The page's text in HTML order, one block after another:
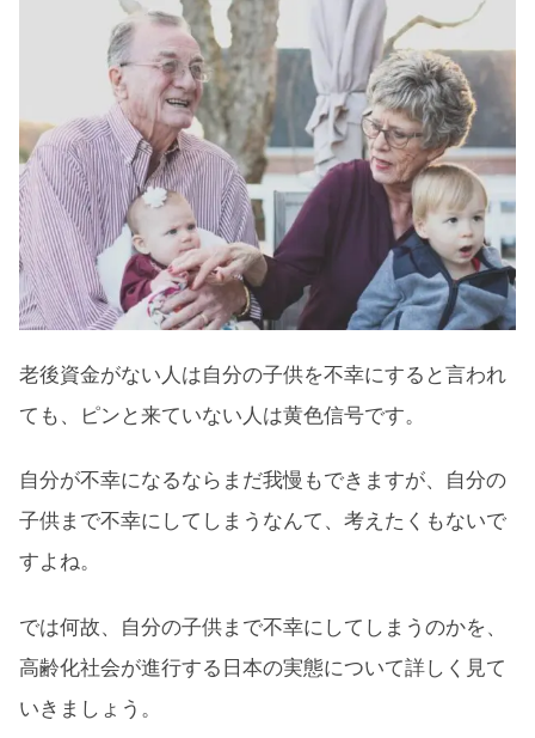
老後は2,000万円でも不足する理由は？
老後資金がないと子供を不幸にしてしまう理
由
老後資金がない人は自分の子供を不幸にす
る：まとめ
老後資金がない人は自分の子供を不幸にすると言われ
ても、ピンと来ていない人は黄色信号です。
自分が不幸になるならまだ我慢もできますが、自分の
子供まで不幸にしてしまうなんて、考えたくもないで
すよね。
では何故、自分の子供まで不幸にしてしまうのかを、
高齢化社会が進行する日本の実態について詳しく見て
いきましょう。